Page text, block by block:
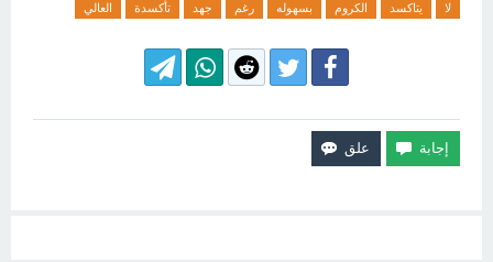
لا يتاكسد الكروم بسهوله رغم جهد تأكسدة العالي